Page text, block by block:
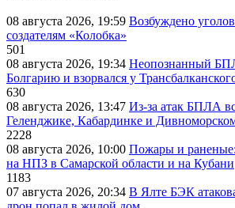
08 августа 2026, 19:59 Возбуждено
создателям «Колобка»
501
08 августа 2026, 19:34 Неопознанный
Болгарию и взорвался у
630
08 августа 2026, 13:47 Из-за атак БПЛА
Геленджике, Кабардинке и
2228
08 августа 2026, 10:00 Пожары и раненые:
на НПЗ в Самарской области и на Кубани
1183
07 августа 2026, 20:34 В Ялте БЭК